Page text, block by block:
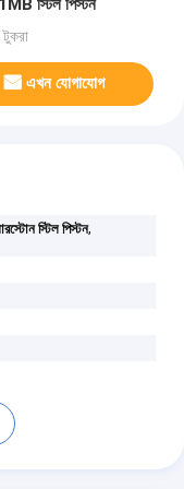
স্টিল পিস্টন
এখন যোগাযোগ
স্টিল পিস্টন,